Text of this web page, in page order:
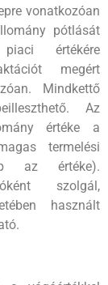
vonatkozóan
pótlását
értékére
megért
Mindkettő
Az
értéke a
termelési
az értéke).
szolgál,
használt